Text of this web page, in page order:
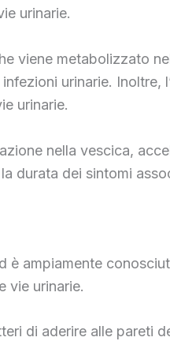
urinarie.
viene metabolizzato
urinarie. Inoltre,
urinarie.
nella vescica,
durata dei sintomi
ampiamente
vie urinarie.
di aderire alle pareti